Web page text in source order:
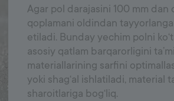
Agar pol darajasini 100 mm dan
qoplamani oldindan
etiladi. Bunday yechim polni
asosiy qatlam barqarorligini
materiallarining sarfini
yoki shag‘al ishlatiladi, material
sharoitlariga bog‘liq.